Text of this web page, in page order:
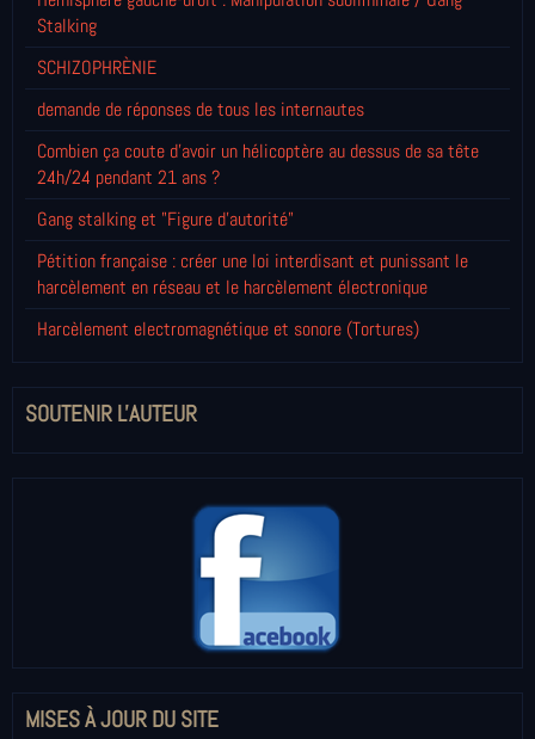
Stalking
SCHIZOPHRÈNIE
demande de réponses de tous les internautes
Combien ça coute d'avoir un hélicoptère au dessus de sa tête
24h/24 pendant 21 ans ?
Gang stalking et "Figure d'autorité"
Pétition française : créer une loi interdisant et punissant le
harcèlement en réseau et le harcèlement électronique
Harcèlement electromagnétique et sonore (Tortures)
SOUTENIR L'AUTEUR
MISES À JOUR DU SITE